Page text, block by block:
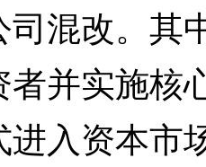
混改。其
者并实施核
入资本市